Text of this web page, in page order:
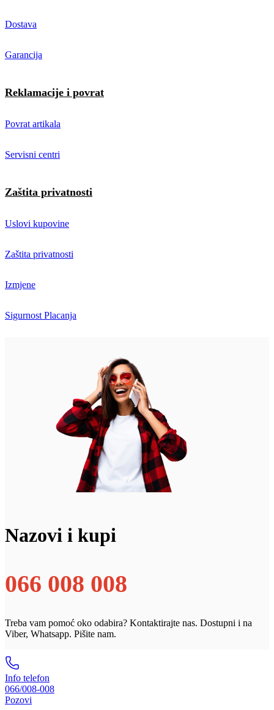
Dostava
Garancija
Reklamacije i povrat
Povrat artikala
Servisni centri
Zaštita privatnosti
Uslovi kupovine
Zaštita privatnosti
Izmjene
Sigurnost Placanja
Nazovi i kupi
066 008 008
Treba vam pomoć oko odabira? Kontaktirajte nas. Dostupni i na
Viber, Whatsapp. Pišite nam.
Info telefon
066/008-008
Pozovi